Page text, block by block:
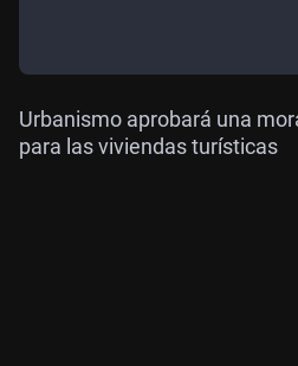
Urbanismo aprobará una
para las viviendas turísticas